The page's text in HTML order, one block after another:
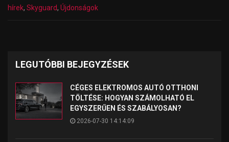
hírek, Skyguard, Újdonságok
LEGUTÓBBI BEJEGYZÉSEK
CÉGES ELEKTROMOS AUTÓ OTTHONI
TÖLTÉSE: HOGYAN SZÁMOLHATÓ EL
EGYSZERŰEN ÉS SZABÁLYOSAN?
2026-07-30 14:14:09